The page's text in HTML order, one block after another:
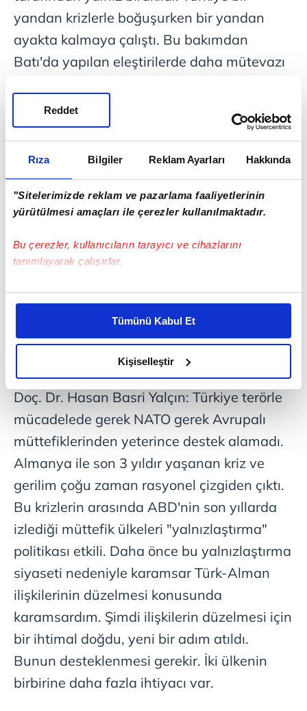
Rıza Bilgiler Reklam Ayarları Hakkında
"Sitelerimizde reklam ve pazarlama faaliyetlerinin
yürütülmesi amaçları ile çerezler kullanılmaktadır.
Bu çerezler, kullanıcıların tarayıcı ve cihazlarını
tanımlayarak çalışırlar.
Bu çerezlere izin vermeniz halinde sizlere özel
daha iyi reklam deneyimi yaşatabiliriz. Bunu yaparken
amacımızın size daha iyi bir reklam deneyimi sunmak
olduğunu ve sizlere en iyi içerikleri sunabilmek adına
elimizden gelen çabayı gösterdiğimizi ve bu noktada,
reklamların maliyetlerimizi karşılamak noktasında tek gelir
kalemimiz olduğunu sizlere hatırlatmak isteriz.
Her halükârda, kullanıcılar, bu çerezlere izin vermedikleri
takdirde, kullanıcılara hedefli reklamlar
gösterilmeyecektir."
Sizlere daha iyi bir hizmet sunabilmek için İnternet
Sitemizde kendimize ve üçüncü kişilere ait çerezler
kullanılmaktadır. Bu çerezler vasıtasıyla çeşitli kişisel
verileriniz işlenmekte olup gerekli olan çerezler bilgi
toplumu hizmetlerinin sunulması amacıyla
kullanılmaktadır. Diğer çerezler, sitemizin daha işlevsel
reklam/pazarlama faaliyetlerinin yapılması, amaçlarıyla
sınırlı olarak açık rızanız dahilinde kullanılacaktır.
Çerezlere ilişkin tercihlerinizi aşağıda yer alan panel
vasıtasıyla belirleyebilirsiniz. Çerezlere ilişkin detaylı bilgi
Tümünü Kabul Et
Kişiselleştir
Reddet
yandan krizlerle boğuşurken bir yandan
ayakta kalmaya çalıştı. Bu bakımdan
Batı'da yapılan eleştirilerde daha mütevazı
BİRBİRLERİNE İHTİYACI VAR"
ve SETA Strateji Araştırmaları Direktörü
Doç. Dr. Hasan Basri Yalçın: Türkiye terörle
mücadelede gerek NATO gerek Avrupalı
müttefiklerinden yeterince destek alamadı.
Almanya ile son 3 yıldır yaşanan kriz ve
gerilim çoğu zaman rasyonel çizgiden çıktı.
Bu krizlerin arasında ABD'nin son yıllarda
izlediği müttefik ülkeleri "yalnızlaştırma"
politikası etkili. Daha önce bu yalnızlaştırma
siyaseti nedeniyle karamsar Türk-Alman
ilişkilerinin düzelmesi konusunda
karamsardım. Şimdi ilişkilerin düzelmesi için
bir ihtimal doğdu, yeni bir adım atıldı.
Bunun desteklenmesi gerekir. İki ülkenin
birbirine daha fazla ihtiyacı var.